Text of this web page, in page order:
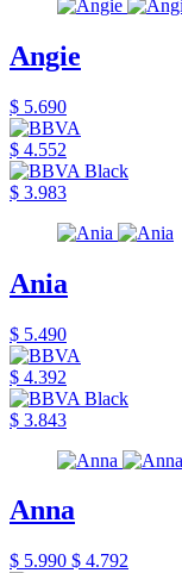
Angie
$ 5.690
$ 4.552
$ 3.983
Ania
$ 5.490
$ 4.392
$ 3.843
Anna
$ 5.990 $ 4.792